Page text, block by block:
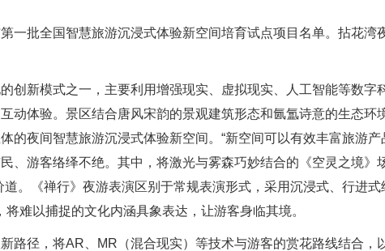
批全国智慧旅游沉浸式体验新空间培育试点项目名单。拈花湾
新模式之一，主要利用增强现实、虚拟现实、人工智能等数字
动体验。景区结合唐风宋韵的景观建筑形态和氤氲诗意的生态环
的夜间智慧旅游沉浸式体验新空间。“新空间可以有效丰富旅游
、游客络绎不绝。其中，将激光与雾森巧妙结合的《空灵之境》
。《禅行》夜游表演区别于常规表演形式，采用沉浸式、行进式
难以捕捉的文化内涵具象表达，让游客身临其境。
径，将AR、MR（混合现实）等技术与游客的赏花路线结合，